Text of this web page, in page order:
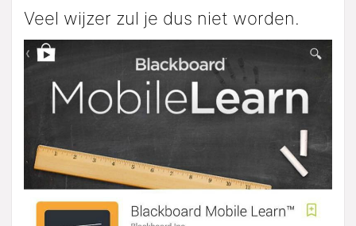
Veel wijzer zul je dus niet worden.